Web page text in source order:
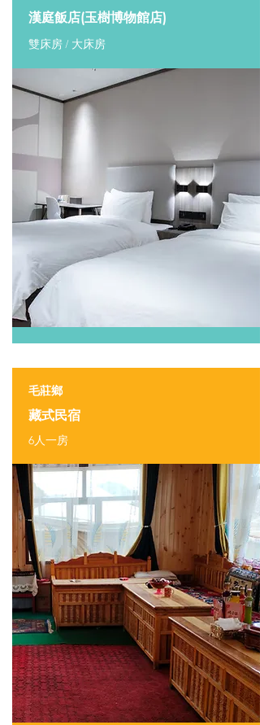
漢庭飯店(玉樹博物館店)
​雙床房 / 大床房
毛莊鄉
藏式民宿
6人一房